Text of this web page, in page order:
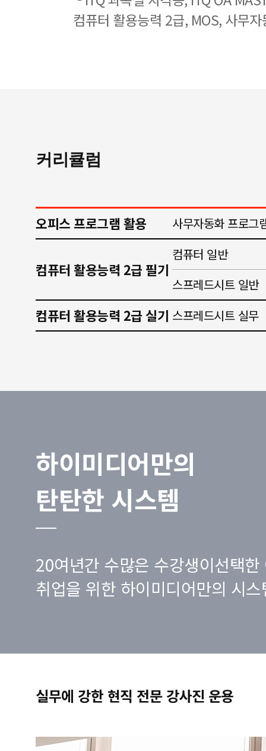
컴퓨터 활용능력 2급, MOS, 사무
커리큘럼
오피스 프로그램 활용 사무자동화 프로그
컴퓨터 활용능력 2급 필기
컴퓨터 일반
스프레드시트 일반
컴퓨터 활용능력 2급 실기 스프레드시트 실무
하이미디어만의
탄탄한 시스템
20여년간 수많은 수강생이선택한
취업을 위한 하이미디어만의 시
실무에 강한 현직 전문 강사진 운용